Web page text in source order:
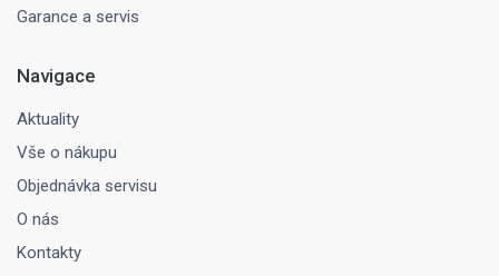
Garance a servis
Navigace
Aktuality
Vše o nákupu
Objednávka servisu
O nás
Kontakty